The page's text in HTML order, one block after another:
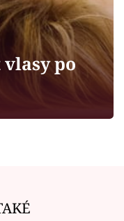
po